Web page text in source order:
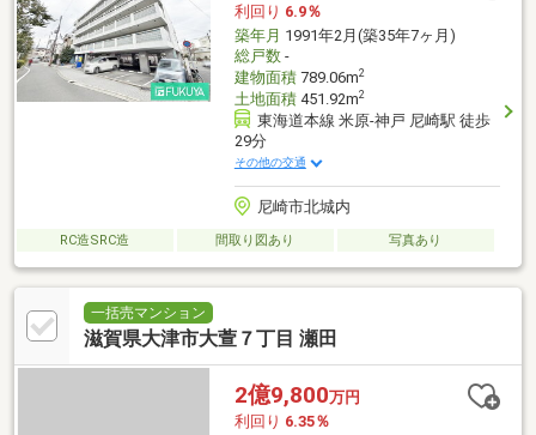
利回り 6.9％
築年月 1991年2月(築35年7ヶ月)
総戸数-
建物面積789.06m2
土地面積451.92m2
東海道本線 米原-神戸 尼崎駅 徒歩
29分
その他の交通
尼崎市北城内
RC造SRC造 間取り図あり 写真あり
一括売マンション
滋賀県大津市大萱７丁目 瀬田
2億9,800万円
利回り 6.35％